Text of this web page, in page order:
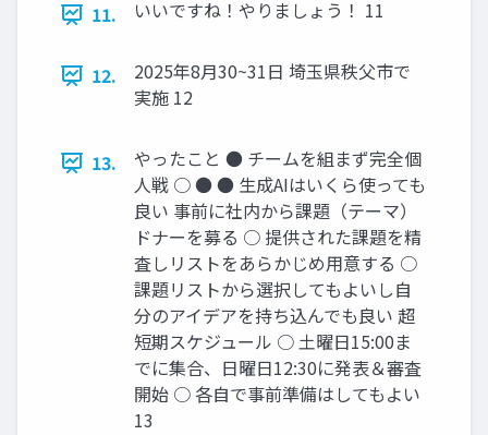
11. いいですね！やりましょう！ 11
12.
2025年8⽉30~31⽇ 埼⽟県秩⽗市で
実施 12
13.
やったこと ● チームを組まず完全個
⼈戦 ○ ● ● ⽣成AIはいくら使っても
良い 事前に社内から課題（テーマ）
ドナーを募る ○ 提供された課題を精
査しリストをあらかじめ⽤意する ○
課題リストから選択してもよいし⾃
分のアイデアを持ち込んでも良い 超
短期スケジュール ○ ⼟曜⽇15:00ま
でに集合、⽇曜⽇12:30に発表＆審査
開始 ○ 各⾃で事前準備はしてもよい
13